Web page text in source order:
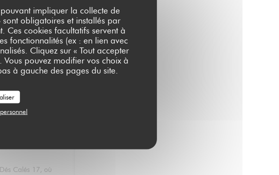
impliquer la collecte de
sont obligatoires et installés par
Ces cookies facultatifs servent à
fonctionnalités (ex : en lien avec
Cliquez sur « Tout accepter
Vous pouvez modifier vos choix à
à gauche des pages du site.
5/5 Qualité / Prix: 5/5
Dés Calés 17 au
L'équipe des
Calés 17, où